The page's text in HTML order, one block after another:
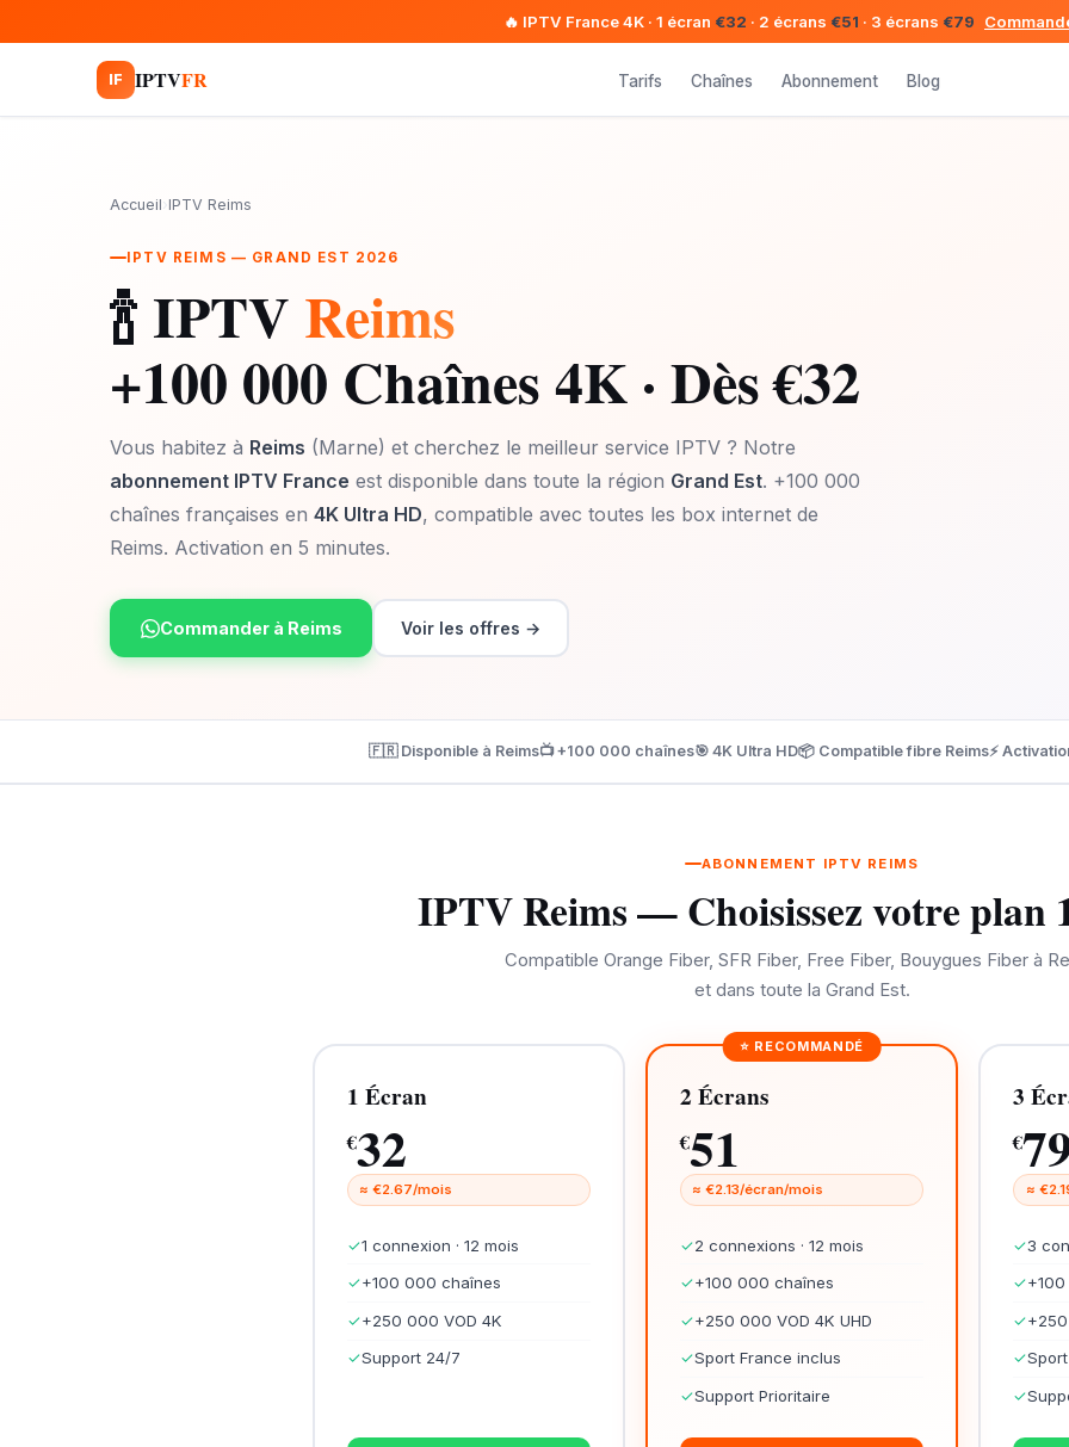
🔥 IPTV France 4K · 1 écran €32 · 2 écrans €51 · 3 écrans €79
IF IPTVFR Tarifs Chaînes Abonnement Blog
Accueil› IPTV Reims
IPTV REIMS — GRAND EST 2026
🍾 IPTV Reims
+100 000 Chaînes 4K · Dès €32
Vous habitez à Reims (Marne) et cherchez le meilleur service IPTV ? Notre
abonnement IPTV France est disponible dans toute la région Grand Est. +100 000
chaînes françaises en 4K Ultra HD, compatible avec toutes les box internet de
Reims. Activation en 5 minutes.
Commander à Reims Voir les offres →
🇫🇷 Disponible à Reims📺 +100 000 chaînes🎯 4K Ultra HD📦 Compatible fibre Reims⚡
ABONNEMENT IPTV REIMS
IPTV Reims — Choisissez votre plan
Compatible Orange Fiber, SFR Fiber, Free Fiber, Bouygues Fiber à
et dans toute la Grand Est.
1 Écran
€32
≈ €2.67/mois
✓1 connexion · 12 mois
✓+100 000 chaînes
✓+250 000 VOD 4K
✓Support 24/7
⭐ RECOMMANDÉ
2 Écrans
€51
≈ €2.13/écran/mois
✓2 connexions · 12 mois
✓+100 000 chaînes
✓+250 000 VOD 4K UHD
✓Sport France inclus
✓Support Prioritaire
3
€
≈
✓3
✓
✓
✓
✓